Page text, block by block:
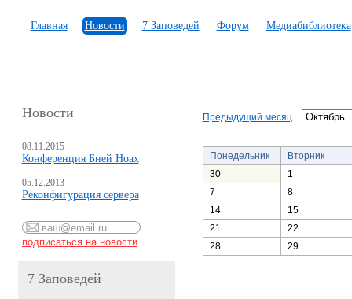
Главная Новости 7 Заповедей Форум Медиабиблиотека
Новости
08.11.2015
Конференция Бней Ноах
05.12.2013
Реконфигурация сервера
7 Заповедей
Предыдущий месяц
Понедельник
Вторник
30
1
7
8
14
15
21
22
28
29